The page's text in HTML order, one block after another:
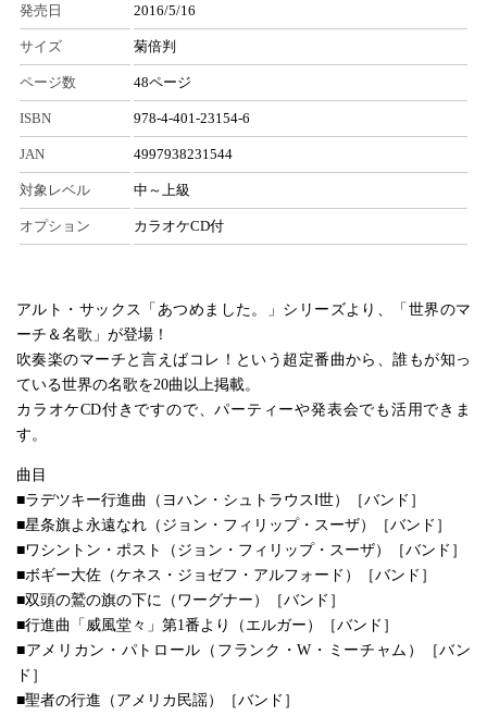
発売日 2016/5/16
サイズ 菊倍判
ページ数 48ページ
ISBN 978-4-401-23154-6
JAN 4997938231544
対象レベル 中～上級
オプション カラオケCD付
アルト・サックス「あつめました。」シリーズより、「世界のマ
ーチ＆名歌」が登場！
吹奏楽のマーチと言えばコレ！という超定番曲から、誰もが知っ
ている世界の名歌を20曲以上掲載。
カラオケCD付きですので、パーティーや発表会でも活用できま
す。
曲目
■ラデツキー行進曲（ヨハン・シュトラウスⅠ世）［バンド］
■星条旗よ永遠なれ（ジョン・フィリップ・スーザ）［バンド］
■ワシントン・ポスト（ジョン・フィリップ・スーザ）［バンド］
■ボギー大佐（ケネス・ジョゼフ・アルフォード）［バンド］
■双頭の鷲の旗の下に（ワーグナー）［バンド］
■行進曲「威風堂々」第1番より（エルガー）［バンド］
■アメリカン・パトロール（フランク・W・ミーチャム）［バン
ド］
■聖者の行進（アメリカ民謡）［バンド］